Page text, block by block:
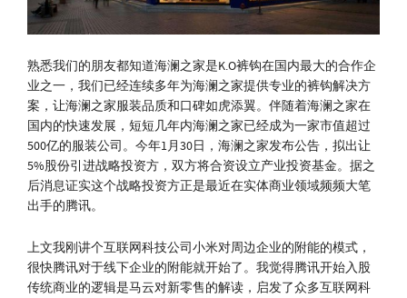
熟悉我们的朋友都知道海澜之家是K.O裤钩在国内最大的合作企
业之一，我们已经连续多年为海澜之家提供专业的裤钩解决方
案，让海澜之家服装品质和口碑如虎添翼。伴随着海澜之家在
国内的快速发展，短短几年内海澜之家已经成为一家市值超过
500亿的服装公司。今年1月30日，海澜之家发布公告，拟出让
5%股份引进战略投资方，双方将合资设立产业投资基金。据之
后消息证实这个战略投资方正是最近在实体商业领域频频大笔
出手的腾讯。
上文我刚讲个互联网科技公司小米对周边企业的附能的模式，
很快腾讯对于线下企业的附能就开始了。我觉得腾讯开始入股
传统商业的逻辑是马云对新零售的解读，启发了众多互联网科